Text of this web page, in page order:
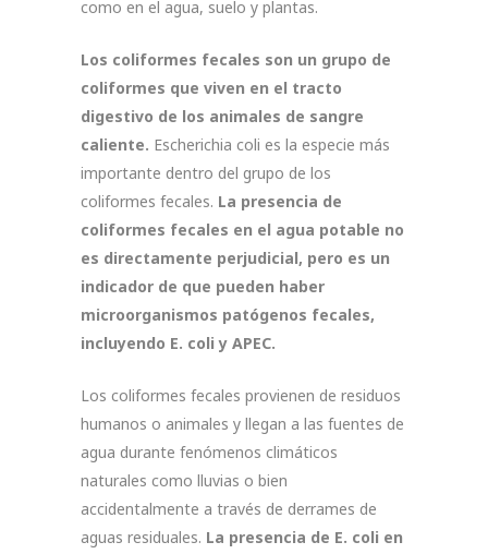
como en el agua, suelo y plantas.
Los coliformes fecales son un grupo de
coliformes que viven en el tracto
digestivo de los animales de sangre
caliente. Escherichia coli es la especie más
importante dentro del grupo de los
coliformes fecales. La presencia de
coliformes fecales en el agua potable no
es directamente perjudicial, pero es un
indicador de que pueden haber
microorganismos patógenos fecales,
incluyendo E. coli y APEC.
Los coliformes fecales provienen de residuos
humanos o animales y llegan a las fuentes de
agua durante fenómenos climáticos
naturales como lluvias o bien
accidentalmente a través de derrames de
aguas residuales. La presencia de E. coli en